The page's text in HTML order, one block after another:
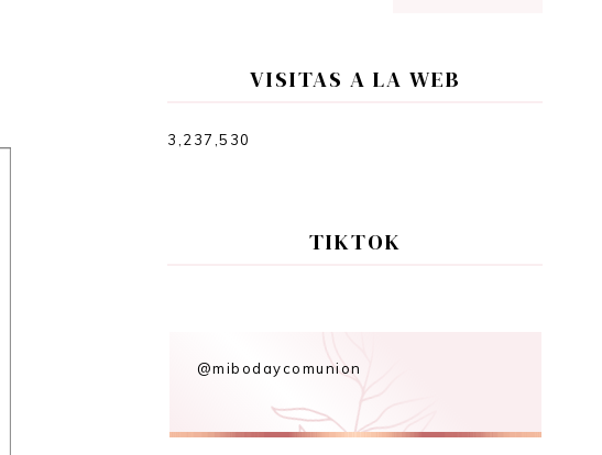
VISITAS A LA WEB
3,237,530
TIKTOK
@mibodaycomunion